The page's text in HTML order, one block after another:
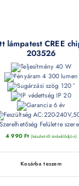
lámpatest CREE
203526
40 W
4 300 lumen
120 °
IP 20
6 év
AC:220-
Felületre
4 990 Ft (készletről érdeklődjön)
Kosárba teszem